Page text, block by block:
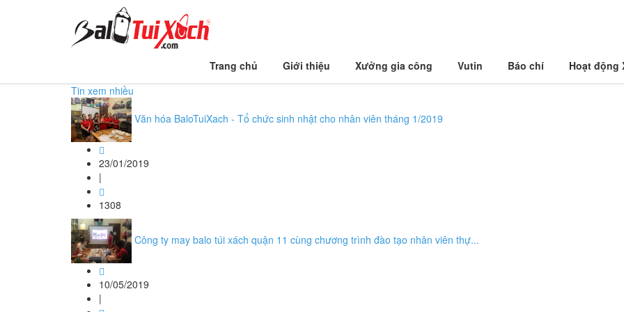
Trang chủ Giới thiệu Xưởng gia công Vutin Báo chí Hoạt động
Tin xem nhiều
Văn hóa BaloTuiXach - Tổ chức sinh nhật cho nhân viên tháng 1/2019
23/01/2019
|
1308
Công ty may balo túi xách quận 11 cùng chương trình đào tạo nhân viên thự...
10/05/2019
|